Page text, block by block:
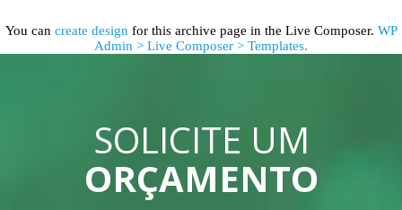
You can create design for this archive page in the Live Composer. WP
Admin > Live Composer > Templates.
SOLICITE UM
ORÇAMENTO